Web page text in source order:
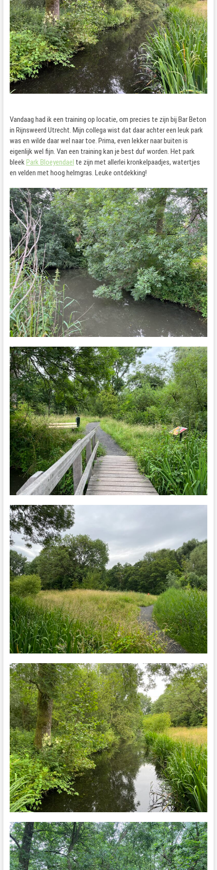
Vandaag had ik een training op locatie, om precies te zijn bij Bar Beton
in Rijnsweerd Utrecht. Mijn collega wist dat daar achter een leuk park
was en wilde daar wel naar toe. Prima, even lekker naar buiten is
eigenlijk wel fijn. Van een training kan je best duf worden. Het park
bleek Park Bloeyendael te zijn met allerlei kronkelpaadjes, watertjes
en velden met hoog helmgras. Leuke ontdekking!